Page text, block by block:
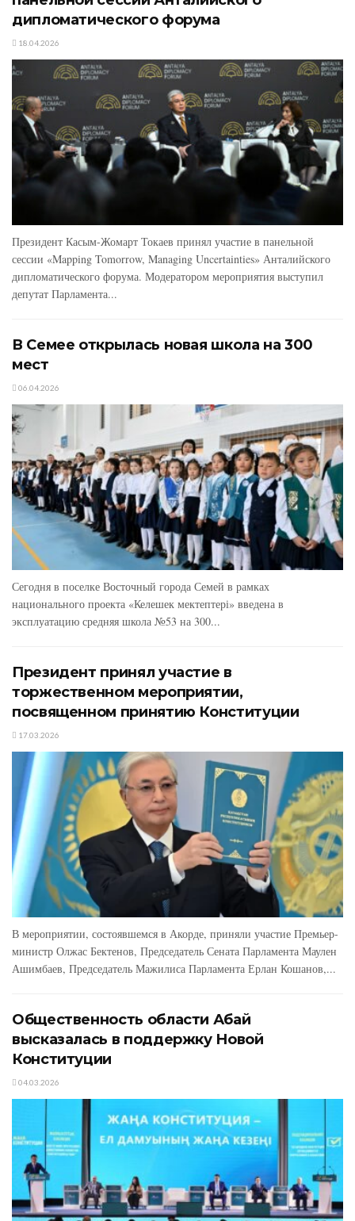
дипломатического форума
18.04.2026
Президент Касым-Жомарт Токаев принял участие в панельной
сессии «Mapping Tomorrow, Managing Uncertainties» Анталийского
дипломатического форума. Модератором мероприятия выступил
депутат Парламента...
В Семее открылась новая школа на 300
мест
06.04.2026
Сегодня в поселке Восточный города Семей в рамках
национального проекта «Келешек мектептері» введена в
эксплуатацию средняя школа №53 на 300...
Президент принял участие в
торжественном мероприятии,
посвященном принятию Конституции
17.03.2026
В мероприятии, состоявшемся в Акорде, приняли участие Премьер-
министр Олжас Бектенов, Председатель Сената Парламента Маулен
Ашимбаев, Председатель Мажилиса Парламента Ерлан Кошанов,...
Общественность области Абай
высказалась в поддержку Новой
Конституции
04.03.2026